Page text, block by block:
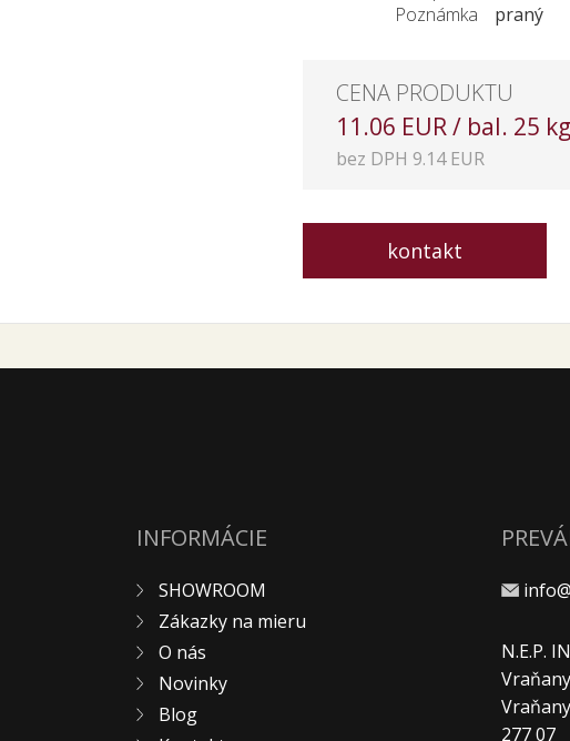
Poznámka
praný
CENA PRODUKTU
11.06 EUR / bal. 25 kg
bez DPH 9.14 EUR
kontakt
INFORMÁCIE
SHOWROOM
Zákazky na mieru
O nás
Novinky
Blog
N.E.P.
Vraňany
277 07